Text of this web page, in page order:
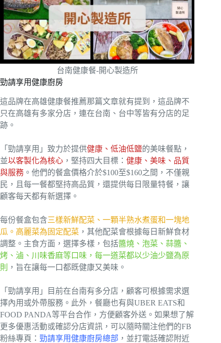
台南健康餐-開心製造所
勁請享用健康廚房
這品牌在高雄健康餐推薦那篇文章就有提到，這品牌不
只在高雄有多家分店，連在台南、台中等皆有分店的足
跡。
「勁請享用」致力於提供健康、低油低鹽的美味餐點，
並以客製化為核心 ，堅持四大目標： 健康、美味、品質
與服務 。他們的餐盒價格介於$100至$160之間，不僅親
民，且每一餐都堅持高品質，還提供每日限量特餐，讓
顧客每天都有新選擇。
每份餐盒包含三樣新鮮配菜、一顆半熟水煮蛋和一塊地
瓜。高麗菜為固定配菜 ，其他配菜會根據每日新鮮食材
調整。主食方面，選擇多樣，包括醬燒、泡菜、蒜醬、
烤、滷、川味香麻等口味，每一道菜都以少油少鹽為原
則
，旨在讓每一口都既健康又美味。
「勁請享用」目前在台南有多分店，顧客可根據需求選
擇內用或外帶服務。此外，餐廳也有與UBER EATS和
FOOD PANDA等平台合作，方便顧客外送。如果想了解
更多優惠活動或確認分店資訊，可以隨時關注他們的FB
粉絲專頁： 勁請享用健康廚房總部 ，並打電話確認附近